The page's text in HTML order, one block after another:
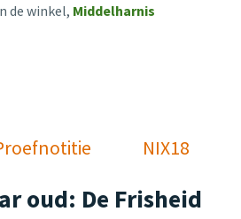
de winkel, Middelharnis
NIX18
oud: De Frisheid